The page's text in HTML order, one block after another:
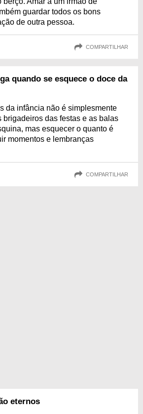
guardar todos os bons
de outra pessoa.
COMPARTILHAR
quando se esquece o doce da
da infância não é simplesmente
brigadeiros das festas e as balas
mas esquecer o quanto é
momentos e lembranças
COMPARTILHAR
eternos